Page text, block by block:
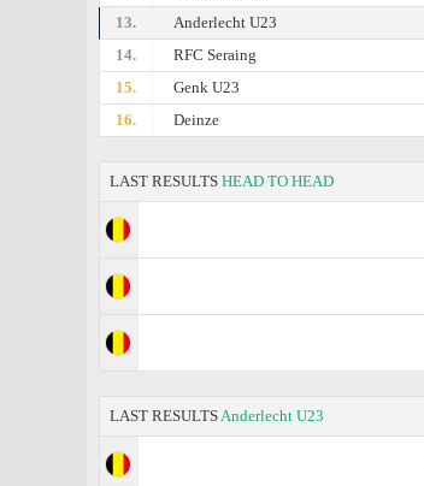
13.
Anderlecht U23
14.
RFC Seraing
15.
Genk U23
16.
Deinze
LAST RESULTS HEAD TO HEAD
LAST RESULTSAnderlecht U23